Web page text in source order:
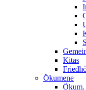
Kitas
Ökumene
Ökum.